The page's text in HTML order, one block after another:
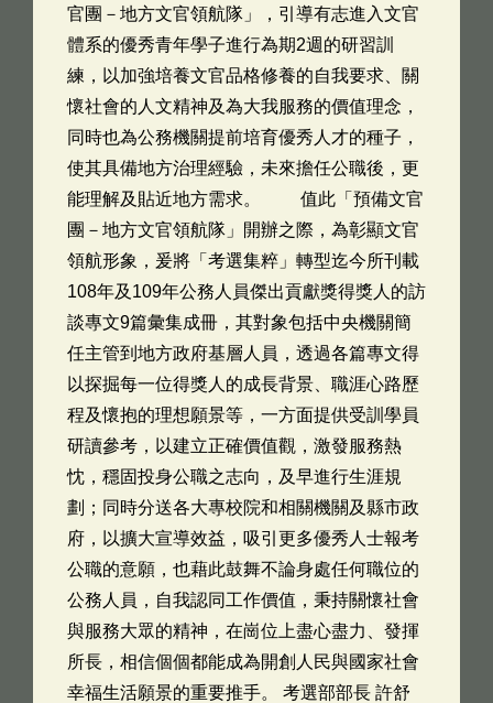
官團－地方文官領航隊」，引導有志進入文官
體系的優秀青年學子進行為期2週的研習訓
練，以加強培養文官品格修養的自我要求、關
懷社會的人文精神及為大我服務的價值理念，
同時也為公務機關提前培育優秀人才的種子，
使其具備地方治理經驗，未來擔任公職後，更
能理解及貼近地方需求。 值此「預備文官
團－地方文官領航隊」開辦之際，為彰顯文官
領航形象，爰將「考選集粹」轉型迄今所刊載
108年及109年公務人員傑出貢獻獎得獎人的訪
談專文9篇彙集成冊，其對象包括中央機關簡
任主管到地方政府基層人員，透過各篇專文得
以探掘每一位得獎人的成長背景、職涯心路歷
程及懷抱的理想願景等，一方面提供受訓學員
研讀參考，以建立正確價值觀，激發服務熱
忱，穩固投身公職之志向，及早進行生涯規
劃；同時分送各大專校院和相關機關及縣市政
府，以擴大宣導效益，吸引更多優秀人士報考
公職的意願，也藉此鼓舞不論身處任何職位的
公務人員，自我認同工作價值，秉持關懷社會
與服務大眾的精神，在崗位上盡心盡力、發揮
所長，相信個個都能成為開創人民與國家社會
幸福生活願景的重要推手。 考選部部長 許舒